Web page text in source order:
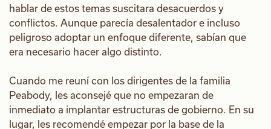
hablar de estos temas suscitara desacuerdos y
conflictos. Aunque parecía desalentador e incluso
peligroso adoptar un enfoque diferente, sabían que
era necesario hacer algo distinto.
Cuando me reuní con los dirigentes de la familia
Peabody, les aconsejé que no empezaran de
inmediato a implantar estructuras de gobierno. En su
lugar, les recomendé empezar por la base de la